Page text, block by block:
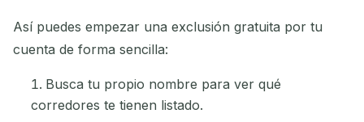
Así puedes empezar una exclusión gratuita por tu
cuenta de forma sencilla:
Busca tu propio nombre para ver qué
corredores te tienen listado.